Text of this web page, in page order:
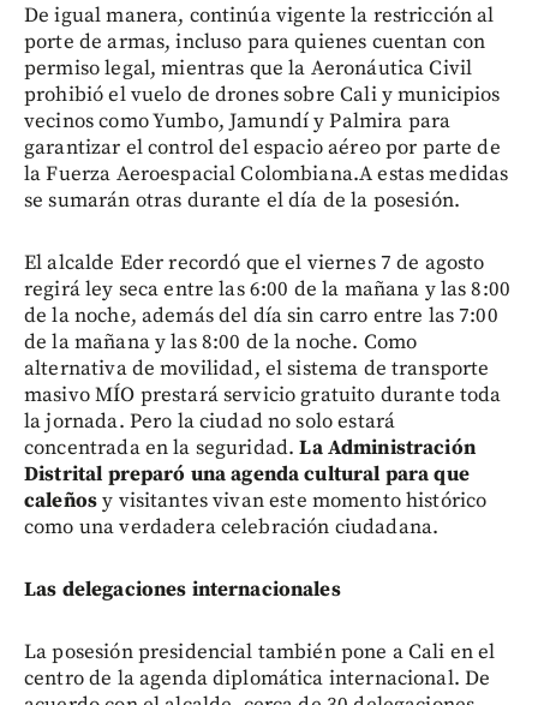
De igual manera, continúa vigente la restricción al
porte de armas, incluso para quienes cuentan con
permiso legal, mientras que la Aeronáutica Civil
prohibió el vuelo de drones sobre Cali y municipios
vecinos como Yumbo, Jamundí y Palmira para
garantizar el control del espacio aéreo por parte de
la Fuerza Aeroespacial Colombiana.A estas medidas
se sumarán otras durante el día de la posesión.
El alcalde Eder recordó que el viernes 7 de agosto
regirá ley seca entre las 6:00 de la mañana y las 8:00
de la noche, además del día sin carro entre las 7:00
de la mañana y las 8:00 de la noche. Como
alternativa de movilidad, el sistema de transporte
masivo MÍO prestará servicio gratuito durante toda
la jornada. Pero la ciudad no solo estará
concentrada en la seguridad.La Administración
Distrital preparó una agenda cultural para que
caleñosy visitantes vivan este momento histórico
como una verdadera celebración ciudadana.
Las delegaciones internacionales
La posesión presidencial también pone a Cali en el
centro de la agenda diplomática internacional. De